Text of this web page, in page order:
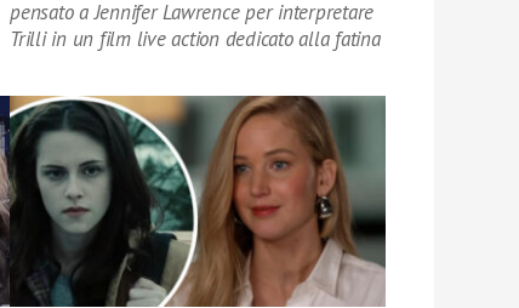
pensato a Jennifer Lawrence per interpretare
Trilli in un film live action dedicato alla fatina